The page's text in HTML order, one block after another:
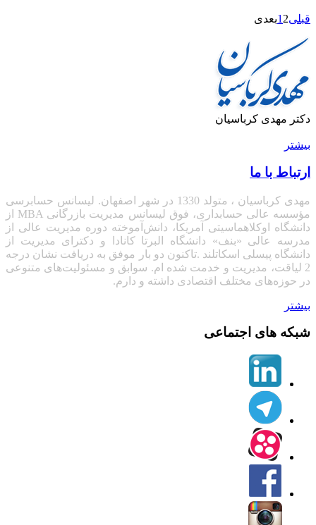
قبلی 1 2 بعدی
دکتر مهدی کرباسیان
بیشتر
ارتباط با ما
مهدی کرباسیان ، متولد 1330 در شهر اصفهان. لیسانس حسابرسی
مؤسسه عالی حسابداری، فوق لیسانس مدیریت بازرگانی MBA
از
دانشگاه اوکلاهماسیتی آمریکا، دانش‌آموخته دوره مدیریت عالی از
مدرسه عالی «بنف» دانشگاه البرتا کانادا و دکترای مدیریت از
دانشگاه پیسلی اسکاتلند .تاکنون دو بار موفق به دریافت نشان درجه
2 لیاقت، مدیریت و خدمت شده ام. سوابق و مسئولیت‌های متنوعی
در حوزه‌های مختلف اقتصادی داشته و دارم.
بیشتر
شبکه های اجتماعی